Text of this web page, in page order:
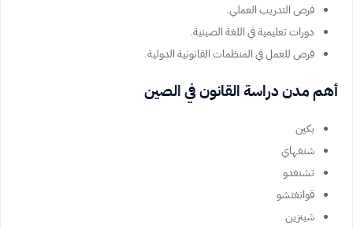
فرص التدريب العملي.
دورات تعليمية في اللغة الصينية.
فرص للعمل في المنظمات القانونية الدولية.
أهم مدن دراسة القانون في الصين
بكين
شنغهاي
تشنغدو
قوانغتشو
شينزين